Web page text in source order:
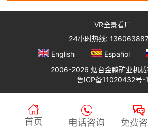
VR全景看厂
24小时热线:
English
Español
2006-2026 烟台金鹏矿业机械
鲁ICP备11020432号-1

首页

电话咨询

免费